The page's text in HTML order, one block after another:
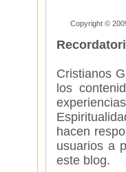
Copyright ©
Cristianos
los
hacen
usuarios a
este blog.